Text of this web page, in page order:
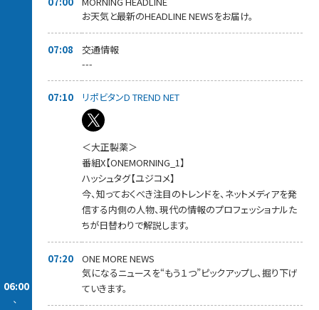
06:00
-
お天気と最新のHEADLINE NEWSをお届け。
07:08
交通情報
---
07:10 リポビタンD TREND NET
＜大正製薬＞
番組X【ONEMORNING_1】
ハッシュタグ【ユジコメ】
今、知っておくべき注目のトレンドを、ネットメディアを発
信する内側の人物、現代の情報のプロフェッショナルた
ちが日替わりで解説します。
07:20
ONE MORE NEWS
気になるニュースを“もう１つ”ピックアップし、掘り下げ
ていきます。